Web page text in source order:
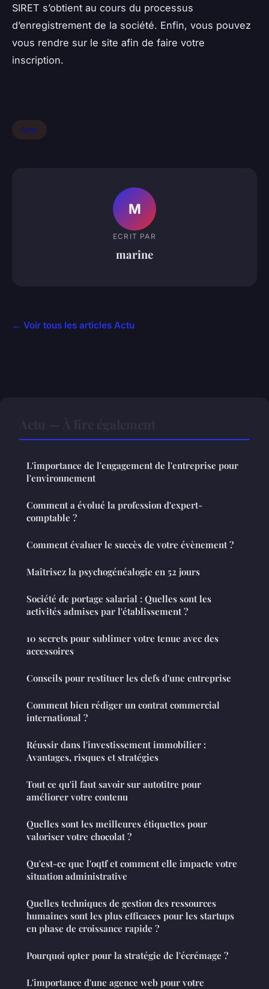
SIRET s’obtient au cours du processus
d’enregistrement de la société. Enfin, vous pouvez
vous rendre sur le site afin de faire votre
inscription.
Actu
M
ECRIT PAR
marine
← Voir tous les articles Actu
L'importance de l'engagement de l'entreprise pour
l'environnement
Comment a évolué la profession d'expert-
comptable ?
Comment évaluer le succès de votre évènement ?
Maîtrisez la psychogénéalogie en 52 jours
Société de portage salarial : Quelles sont les
activités admises par l'établissement ?
10 secrets pour sublimer votre tenue avec des
accessoires
Conseils pour restituer les clefs d'une entreprise
Comment bien rédiger un contrat commercial
international ?
Réussir dans l'investissement immobilier :
Avantages, risques et stratégies
Tout ce qu'il faut savoir sur autotitre pour
améliorer votre contenu
Quelles sont les meilleures étiquettes pour
valoriser votre chocolat ?
Qu'est-ce que l'oqtf et comment elle impacte votre
situation administrative
Quelles techniques de gestion des ressources
humaines sont les plus efficaces pour les startups
en phase de croissance rapide ?
Pourquoi opter pour la stratégie de l'écrémage ?
L'importance d'une agence web pour votre